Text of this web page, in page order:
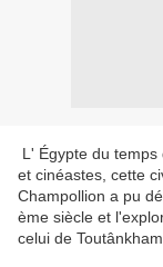
L' Égypte du
et cinéastes, cette
Champollion a pu
ème siècle et
celui de